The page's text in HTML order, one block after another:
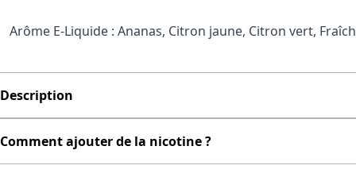
Arôme E-Liquide : Ananas, Citron jaune, Citron vert,
Description
Comment ajouter de la nicotine ?